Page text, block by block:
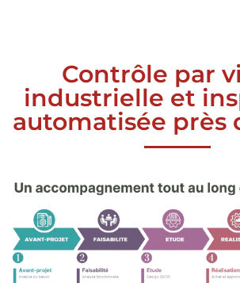
Contrôle par
industrielle et
automatisée près